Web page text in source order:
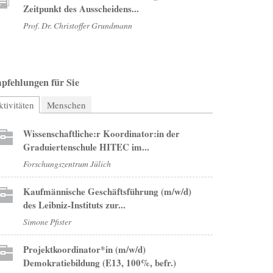
Zeitpunkt des Ausscheidens...
Prof. Dr. Christoffer Grundmann
für Sie
(aktiver Reiter)
Menschen
Wissenschaftliche:r Koordinator:in der
Graduiertenschule HITEC im...
Forschungszentrum Jülich
Kaufmännische Geschäftsführung (m/w/d)
des Leibniz-Instituts zur...
Simone Pfister
Projektkoordinator*in (m/w/d)
Demokratiebildung (E13, 100%, befr.)